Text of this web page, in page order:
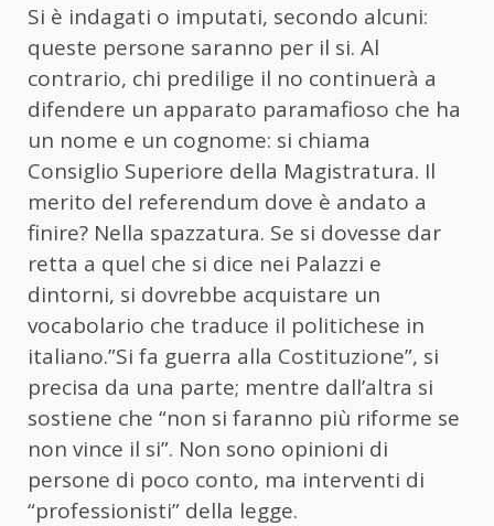
Si è indagati o imputati, secondo alcuni:
queste persone saranno per il si. Al
contrario, chi predilige il no continuerà a
difendere un apparato paramafioso che ha
un nome e un cognome: si chiama
Consiglio Superiore della Magistratura. Il
merito del referendum dove è andato a
finire? Nella spazzatura. Se si dovesse dar
retta a quel che si dice nei Palazzi e
dintorni, si dovrebbe acquistare un
vocabolario che traduce il politichese in
italiano.”Si fa guerra alla Costituzione”, si
precisa da una parte; mentre dall’altra si
sostiene che “non si faranno più riforme se
non vince il si”. Non sono opinioni di
persone di poco conto, ma interventi di
“professionisti” della legge.